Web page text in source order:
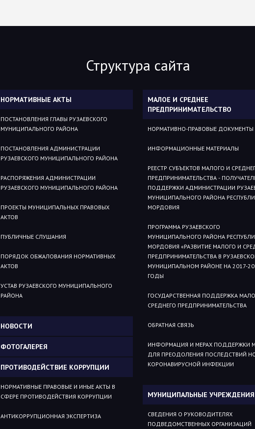
Структура сайта
НОРМАТИВНЫЕ АКТЫ
ПОСТАНОВЛЕНИЯ ГЛАВЫ РУЗАЕВСКОГО
МУНИЦИПАЛЬНОГО РАЙОНА
ПОСТАНОВЛЕНИЯ АДМИНИСТРАЦИИ
РУЗАЕВСКОГО МУНИЦИПАЛЬНОГО РАЙОНА
РАСПОРЯЖЕНИЯ АДМИНИСТРАЦИИ
РУЗАЕВСКОГО МУНИЦИПАЛЬНОГО РАЙОНА
ПРОЕКТЫ МУНИЦИПАЛЬНЫХ ПРАВОВЫХ
АКТОВ
ПУБЛИЧНЫЕ СЛУШАНИЯ
ПОРЯДОК ОБЖАЛОВАНИЯ НОРМАТИВНЫХ
АКТОВ
УСТАВ РУЗАЕВСКОГО МУНИЦИПАЛЬНОГО
РАЙОНА
НОВОСТИ
ФОТОГАЛЕРЕЯ
ПРОТИВОДЕЙСТВИЕ КОРРУПЦИИ
НОРМАТИВНЫЕ ПРАВОВЫЕ И ИНЫЕ АКТЫ В
СФЕРЕ ПРОТИВОДЕЙСТВИЯ КОРРУПЦИИ
АНТИКОРРУПЦИОННАЯ ЭКСПЕРТИЗА
МАЛОЕ И СРЕДНЕЕ
ПРЕДПРИНИМАТЕЛЬСТВО
НОРМАТИВНО-ПРАВОВЫЕ ДОКУМЕНТЫ
ИНФОРМАЦИОННЫЕ МАТЕРИАЛЫ
РЕЕСТР СУБЪЕКТОВ МАЛОГО И
ПРЕДПРИНИМАТЕЛЬСТВА -
ПОДДЕРЖКИ АДМИНИСТРАЦИИ
МУНИЦИПАЛЬНОГО РАЙОНА
МОРДОВИЯ
ПРОГРАММА РУЗАЕВСКОГО
МУНИЦИПАЛЬНОГО РАЙОНА
МОРДОВИЯ «РАЗВИТИЕ МАЛОГО И
ПРЕДПРИНИМАТЕЛЬСТВА В
МУНИЦИПАЛЬНОМ РАЙОНЕ НА 2017-
ГОДЫ
ГОСУДАРСТВЕННАЯ ПОДДЕРЖКА
СРЕДНЕГО ПРЕДПРИНИМАТЕЛЬСТВА
ОБРАТНАЯ СВЯЗЬ
ИНФОРМАЦИЯ И МЕРАХ ПОДДЕРЖКИ
ДЛЯ ПРЕОДОЛЕНИЯ ПОСЛЕДСТВИЙ
КОРОНАВИРУСНОЙ ИНФЕКЦИИ
МУНИЦИПАЛЬНЫЕ УЧРЕЖДЕНИЯ
СВЕДЕНИЯ О РУКОВОДИТЕЛЯХ
ПОДВЕДОМСТВЕННЫХ ОРГАНИЗАЦИЙ